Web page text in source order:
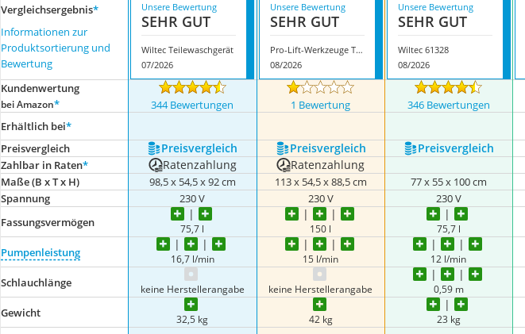
Vergleichsergebnis*
Informationen zur
Produktsortierung und
Bewertung
Unsere Bewertung
SEHR GUT
Wiltec Teilewaschgerät
07/2026
Unsere Bewertung
SEHR GUT
Pro-Lift-Werkzeuge Teilewaschgerät 150 l
08/2026
Unsere Bewertung
SEHR GUT
Wiltec 61328
08/2026
Kundenwertung
bei Amazon* 344 Bewertungen 1 Bewertung 346 Bewertungen
Erhältlich bei*
Preis­vergleich
Preis­vergleich Preis­vergleich Preis­vergleich
Zahlbar in Raten* Ratenzahlung Ratenzahlung
Maße (B x T x H) ‎98,5 x 54,5 x 92 cm 113 x 54,5 x 88,5 cm 77 x 55 x 100 cm
Spannung
230 V 230 V 230 V
Fassungsvermögen
75,7 l 150 l 75,7 l
Pumpenleistung 16,7 l/min 15 l/min 12 l/min
Schlauchlänge keine Herstellerangabe keine Herstellerangabe 0,59 m
Gewicht 32,5 kg 42 kg 23 kg